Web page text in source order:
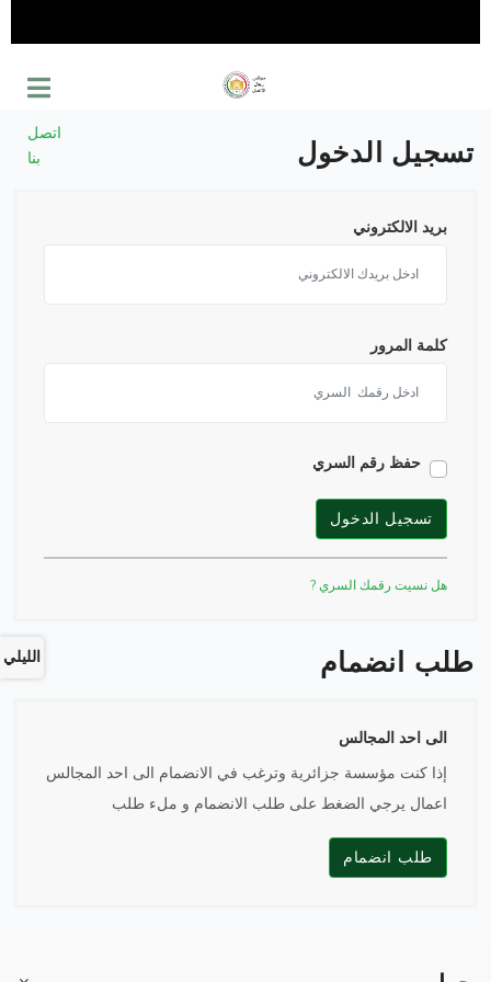
اتصل
بنا
تسجيل الدخول
بريد الالكتروني
كلمة المرور
حفظ رقم السري
تسجيل الدخول
هل نسيت رقمك السري ?
طلب انضمام
الى احد المجالس
إذا كنت مؤسسة جزائرية وترغب في الانضمام الى احد المجالس
اعمال يرجي الضغط على طلب الانضمام و ملء طلب
طلب انضمام
الليلي